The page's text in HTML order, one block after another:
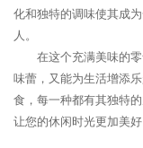
化和独特的调味使其成
人。
在这个充满美味的
味蕾，又能为生活增添
食，每一种都有其独特
让您的休闲时光更加美好